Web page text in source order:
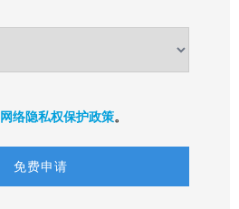
网络隐私权保护政策。